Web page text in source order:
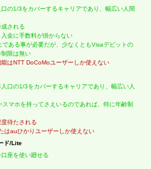
の1/3をカバーするキャリアであり、幅広い人間
される
金に手数料が掛からない
である事が必要だが、少なくともVisaデビットの
限は無い
はNTT DoCoMoユーザーしか使えない
人口の1/3をカバーするキャリアであり、幅広い人
スマホを持ってさえいるのであれば、特に年齢制
待たされる
はauひかりユーザーしか使えない
ド/Lite
座を使い廻せる